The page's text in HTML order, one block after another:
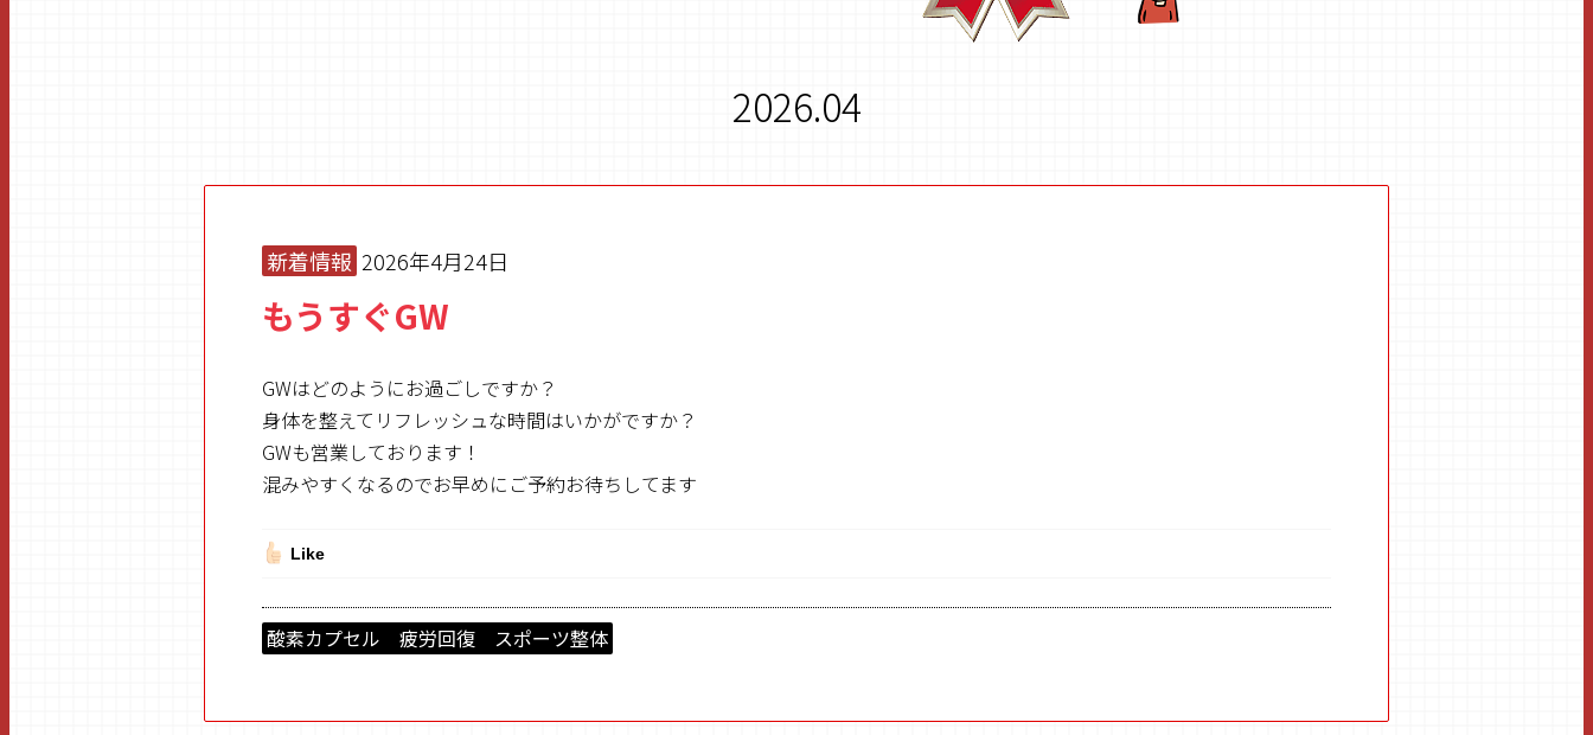
2026.04
新着情報 2026年4月24日
もうすぐGW
GWはどのようにお過ごしですか？
身体を整えてリフレッシュな時間はいかがですか？
GWも営業しております！
混みやすくなるのでお早めにご予約お待ちしてます
Like
酸素カプセル 疲労回復 スポーツ整体